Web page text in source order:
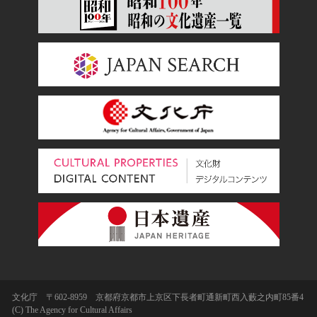
文化庁 〒602-8959 京都府京都市上京区下長者町通新町西入藪之内町85番4
(C) The Agency for Cultural Affairs